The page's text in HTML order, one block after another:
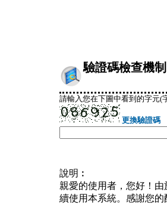
驗證碼檢查機制
請輸入您在下圖中看到的字元(
更換驗證碼
說明︰
親愛的使用者，您好！
續使用本系統。感謝您的